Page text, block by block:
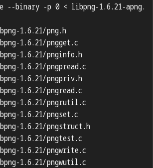
--binary -p 0 < libpng-1.6.21-apng.
1.6.21/png.h
1.6.21/pngget.c
1.6.21/pnginfo.h
1.6.21/pngpread.c
1.6.21/pngpriv.h
1.6.21/pngread.c
1.6.21/pngrutil.c
1.6.21/pngset.c
1.6.21/pngstruct.h
1.6.21/pngtest.c
1.6.21/pngwrite.c
1.6.21/pngwutil.c